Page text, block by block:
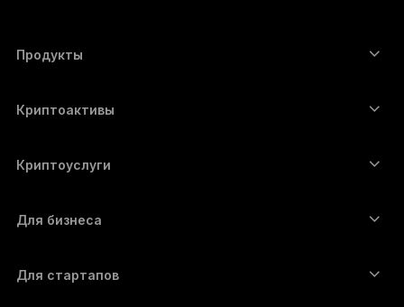
Продукты
Аппаратный кошелёк
Ledger Stax
Ledger Nano Classics
Наборы
Криптоактивы
Ethereum-кошелёк
Cardano-кошелёк
Monero-кошелёк
Криптоуслуги
Купить криптовалюту
Обменять криптовалюту
Для бизнеса
Для стартапов